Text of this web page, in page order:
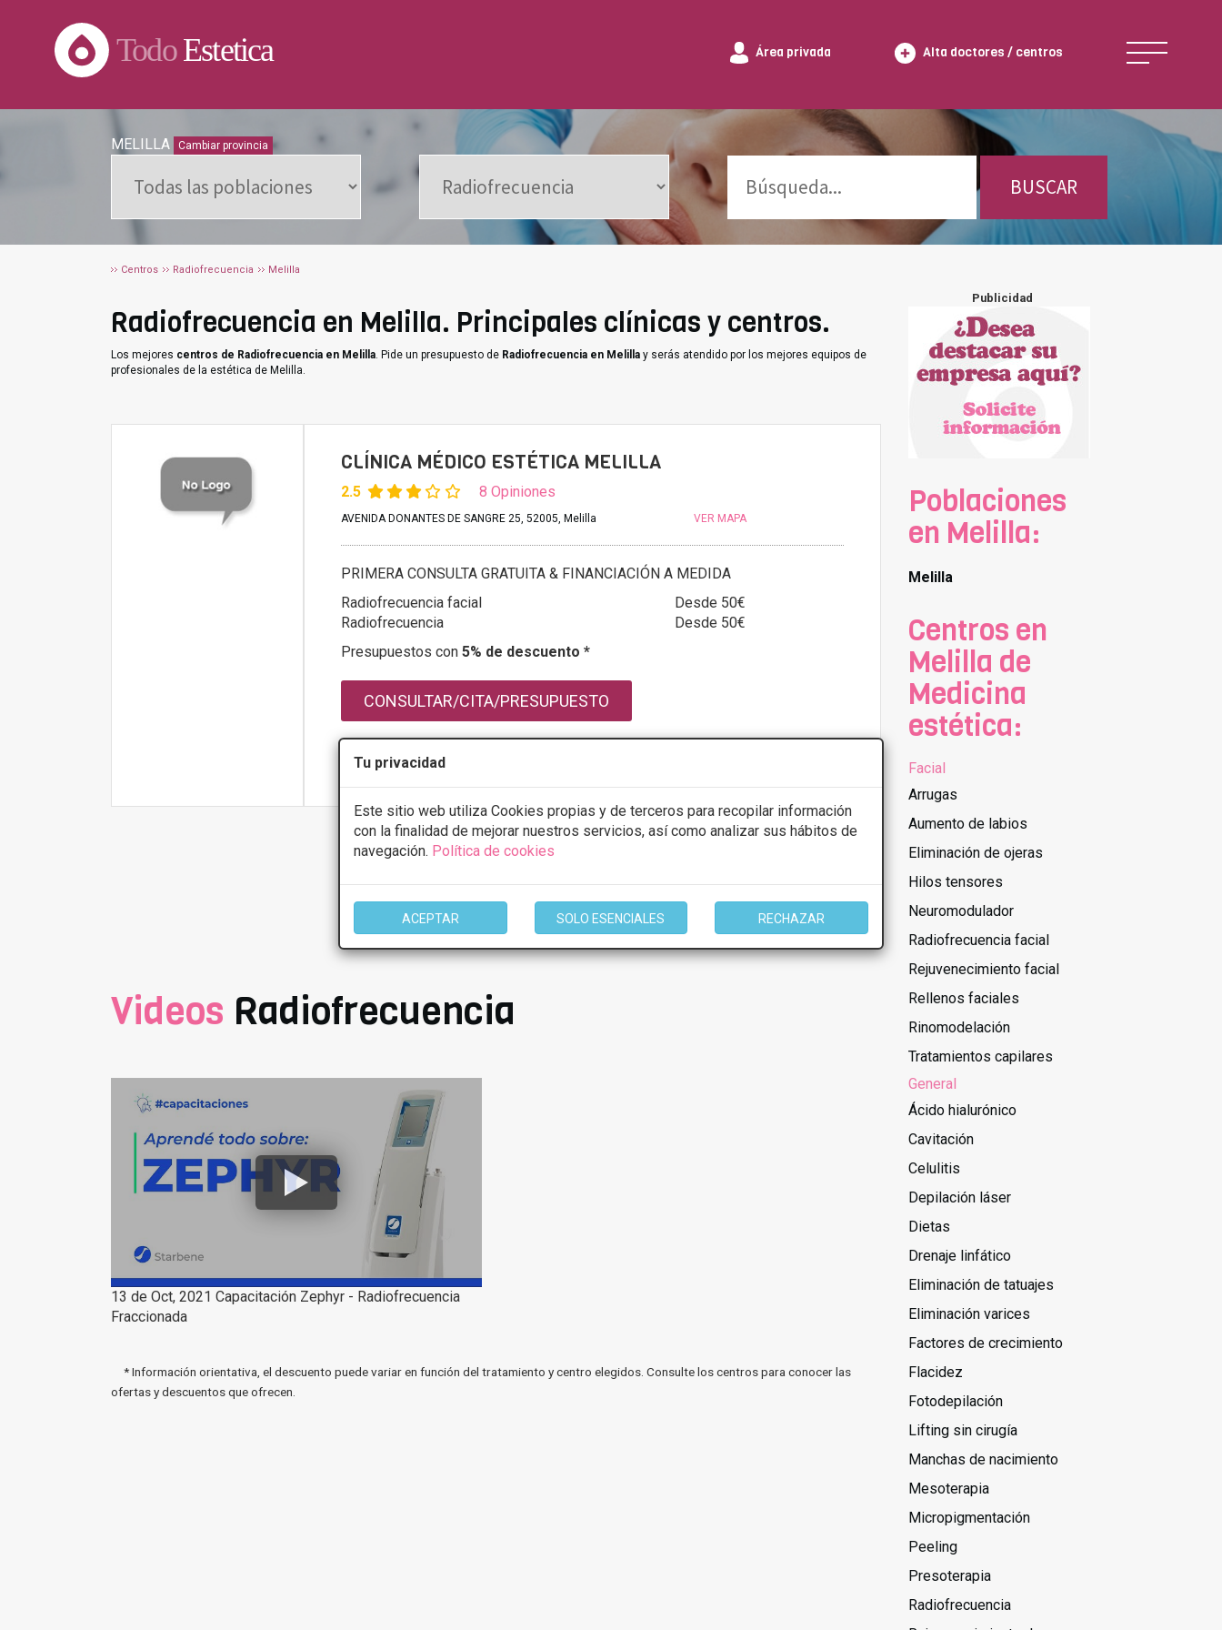
Tu privacidad
Este sitio web utiliza Cookies propias y de terceros para recopilar información
con la finalidad de mejorar nuestros servicios, así como analizar sus hábitos de
navegación. Política de cookies
ACEPTAR SOLO ESENCIALES RECHAZAR
TodoEstetica Área privada Alta doctores / centros
MELILLA Cambiar provincia
BUSCAR
Centros Radiofrecuencia Melilla
Radiofrecuencia en Melilla. Principales clínicas y centros.
Los mejores centros de Radiofrecuencia en Melilla. Pide un presupuesto de Radiofrecuencia en Melilla y serás atendido por los mejores equipos de
profesionales de la estética de Melilla.
CLÍNICA MÉDICO ESTÉTICA MELILLA
2.5 8 Opiniones
AVENIDA DONANTES DE SANGRE 25, 52005, Melilla VER MAPA
PRIMERA CONSULTA GRATUITA & FINANCIACIÓN A MEDIDA
Radiofrecuencia facial
Desde 50€
Radiofrecuencia
Desde 50€
Presupuestos con 5% de descuento *
CONSULTAR/CITA/PRESUPUESTO
1 de 1
Videos Radiofrecuencia
13 de Oct, 2021 Capacitación Zephyr - Radiofrecuencia
Fraccionada
* Información orientativa, el descuento puede variar en función del tratamiento y centro elegidos. Consulte los centros para conocer las
ofertas y descuentos que ofrecen.
Publicidad
Poblaciones
en Melilla:
Melilla
Centros en
Melilla de
Medicina
estética:
Facial
Arrugas
Aumento de labios
Eliminación de ojeras
Hilos tensores
Neuromodulador
Radiofrecuencia facial
Rejuvenecimiento facial
Rellenos faciales
Rinomodelación
Tratamientos capilares
General
Ácido hialurónico
Cavitación
Celulitis
Depilación láser
Dietas
Drenaje linfático
Eliminación de tatuajes
Eliminación varices
Factores de crecimiento
Flacidez
Fotodepilación
Lifting sin cirugía
Manchas de nacimiento
Mesoterapia
Micropigmentación
Peeling
Presoterapia
Radiofrecuencia